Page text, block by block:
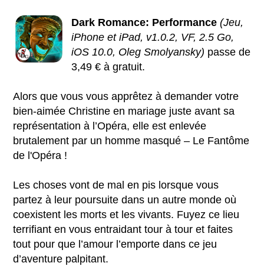
Dark Romance: Performance (Jeu,
iPhone et iPad, v1.0.2, VF, 2.5 Go,
iOS 10.0, Oleg Smolyansky) passe de
3,49 € à gratuit.
Alors que vous vous apprêtez à demander votre
bien-aimée Christine en mariage juste avant sa
représentation à l’Opéra, elle est enlevée
brutalement par un homme masqué – Le Fantôme
de l'Opéra !
Les choses vont de mal en pis lorsque vous
partez à leur poursuite dans un autre monde où
coexistent les morts et les vivants. Fuyez ce lieu
terrifiant en vous entraidant tour à tour et faites
tout pour que l’amour l’emporte dans ce jeu
d’aventure palpitant.